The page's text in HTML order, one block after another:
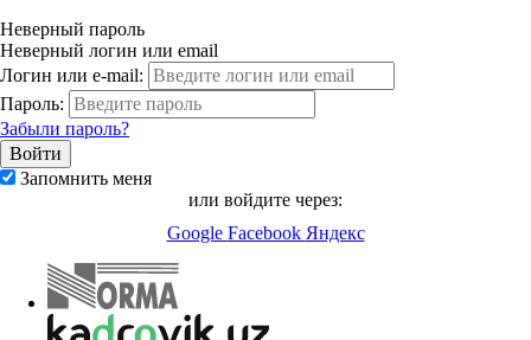
Неверный пароль
Неверный логин или email
Логин или e-mail:
Пароль:
Забыли пароль?
Запомнить меня
или войдите через:
Google Facebook Яндекс